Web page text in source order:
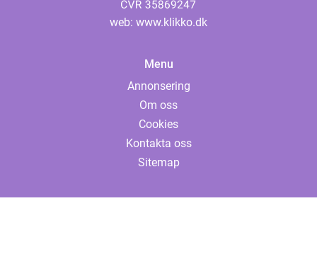
web: www.klikko.dk
Menu
Annonsering
Om oss
Cookies
Kontakta oss
Sitemap